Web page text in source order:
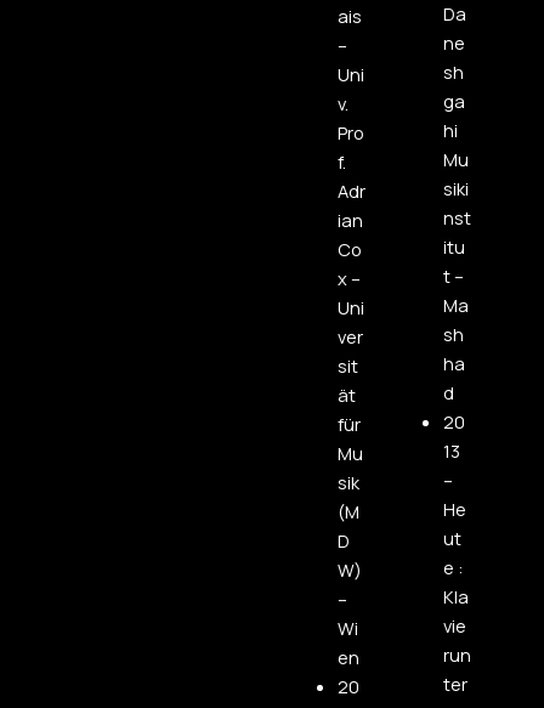
ais
–
Uni
v.
Pro
f.
Adr
ian
Co
x –
Uni
ver
sit
ät
für
Mu
sik
(M
D
W)
–
Wi
en
20
Da
ne
sh
ga
hi
Mu
siki
nst
itu
t –
Ma
sh
ha
d
20
13
–
He
ut
e :
Kla
vie
run
ter